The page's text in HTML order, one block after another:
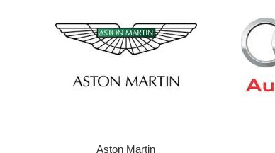
Aston Martin